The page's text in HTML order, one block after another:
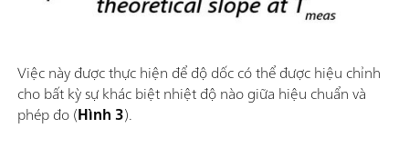
Việc này được thực hiện để độ dốc có thể được hiệu chỉnh
cho bất kỳ sự khác biệt nhiệt độ nào giữa hiệu chuẩn và
phép đo (Hình 3).